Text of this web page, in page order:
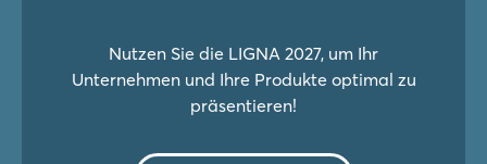
Nutzen Sie die LIGNA 2027, um Ihr
Unternehmen und Ihre Produkte optimal zu
präsentieren!